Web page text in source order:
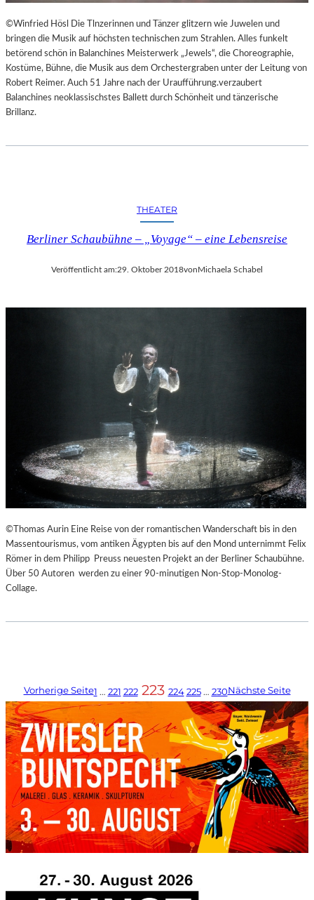
©Winfried Hösl Die Tlnzerinnen und Tänzer glitzern wie Juwelen und
bringen die Musik auf höchsten technischen zum Strahlen. Alles funkelt
betörend schön in Balanchines Meisterwerk „Jewels“, die Choreographie,
Kostüme, Bühne, die Musik aus dem Orchestergraben unter der Leitung von
Robert Reimer. Auch 51 Jahre nach der Uraufführung.verzaubert
Balanchines neoklassischstes Ballett durch Schönheit und tänzerische
Brillanz.
THEATER
Berliner Schaubühne – „Voyage“ – eine Lebensreise
Veröffentlicht am:29. Oktober 2018vonMichaela Schabel
©Thomas Aurin Eine Reise von der romantischen Wanderschaft bis in den
Massentourismus, vom antiken Ägypten bis auf den Mond unternimmt Felix
Römer in dem Philipp Preuss neuesten Projekt an der Berliner Schaubühne.
Über 50 Autoren werden zu einer 90-minutigen Non-Stop-Monolog-
Collage.
Vorherige Seite1 … 221 222 223 224 225 … 230Nächste Seite